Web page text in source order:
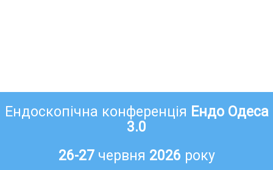
Ендоскопічна конференція Ендо Одеса
3.0
26-27 червня 2026 року